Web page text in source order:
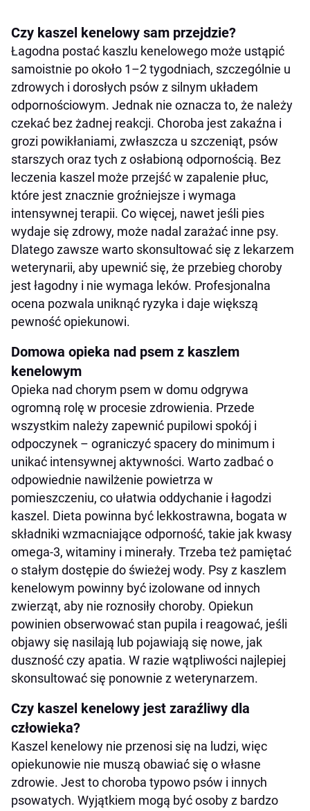
Czy kaszel kenelowy sam przejdzie?
Łagodna postać kaszlu kenelowego może ustąpić
samoistnie po około 1–2 tygodniach, szczególnie u
zdrowych i dorosłych psów z silnym układem
odpornościowym. Jednak nie oznacza to, że należy
czekać bez żadnej reakcji. Choroba jest zakaźna i
grozi powikłaniami, zwłaszcza u szczeniąt, psów
starszych oraz tych z osłabioną odpornością. Bez
leczenia kaszel może przejść w zapalenie płuc,
które jest znacznie groźniejsze i wymaga
intensywnej terapii. Co więcej, nawet jeśli pies
wydaje się zdrowy, może nadal zarażać inne psy.
Dlatego zawsze warto skonsultować się z lekarzem
weterynarii, aby upewnić się, że przebieg choroby
jest łagodny i nie wymaga leków. Profesjonalna
ocena pozwala uniknąć ryzyka i daje większą
pewność opiekunowi.
Domowa opieka nad psem z kaszlem
kenelowym
Opieka nad chorym psem w domu odgrywa
ogromną rolę w procesie zdrowienia. Przede
wszystkim należy zapewnić pupilowi spokój i
odpoczynek – ograniczyć spacery do minimum i
unikać intensywnej aktywności. Warto zadbać o
odpowiednie nawilżenie powietrza w
pomieszczeniu, co ułatwia oddychanie i łagodzi
kaszel. Dieta powinna być lekkostrawna, bogata w
składniki wzmacniające odporność, takie jak kwasy
omega-3, witaminy i minerały. Trzeba też pamiętać
o stałym dostępie do świeżej wody. Psy z kaszlem
kenelowym powinny być izolowane od innych
zwierząt, aby nie roznosiły choroby. Opiekun
powinien obserwować stan pupila i reagować, jeśli
objawy się nasilają lub pojawiają się nowe, jak
duszność czy apatia. W razie wątpliwości najlepiej
skonsultować się ponownie z weterynarzem.
Czy kaszel kenelowy jest zaraźliwy dla
człowieka?
Kaszel kenelowy nie przenosi się na ludzi, więc
opiekunowie nie muszą obawiać się o własne
zdrowie. Jest to choroba typowo psów i innych
psowatych. Wyjątkiem mogą być osoby z bardzo